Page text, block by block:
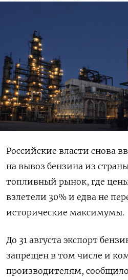
Российские власти снова
на вывоз бензина из
топливный рынок, где цены
взлетели 30% и едва не
исторические максимумы.
До 31 августа экспорт
запрещен в том числе и
производителям,